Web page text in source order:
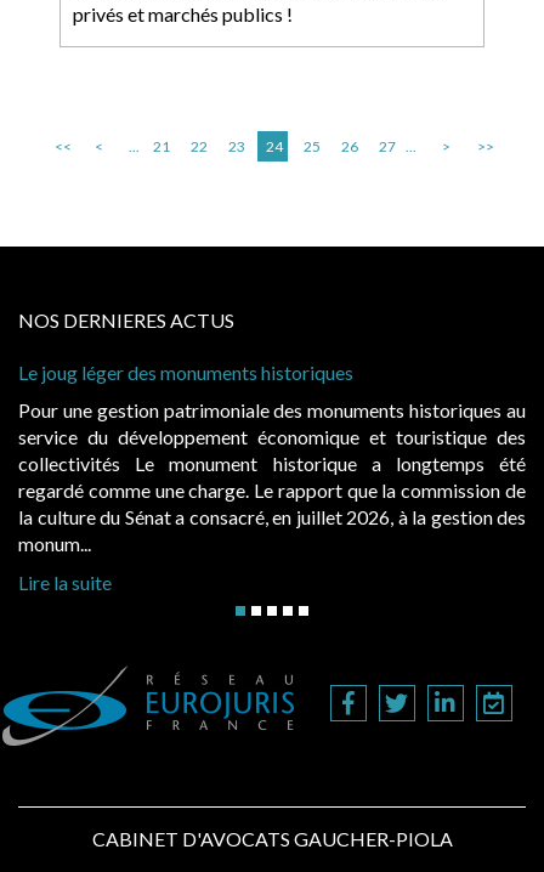
privés et marchés publics !
<< < ... 21 22 23 24 25 26 27 ... > >>
NOS DERNIERES ACTUS
historiques
des monuments historiques au
économique et touristique des
historique a longtemps été
charge. Le rapport que la commission de
a consacré, en juillet 2026, à la gestion des
Evocatrices des
également un beau
public, elles
d’occupation.
CABINET D'AVOCATS GAUCHER-PIOLA